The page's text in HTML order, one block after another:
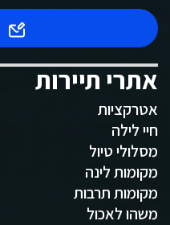
אתרי תיירות
אטרקציות
חיי לילה
מסלולי טיול
מקומות לינה
מקומות תרבות
משהו לאכול